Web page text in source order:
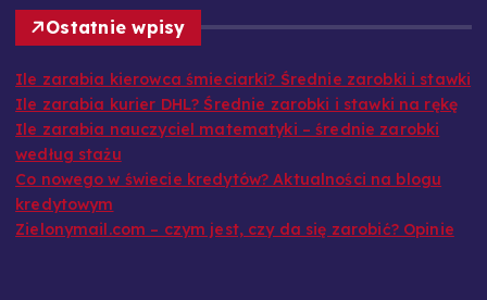
Ostatnie wpisy
Ile zarabia kierowca śmieciarki? Średnie zarobki i stawki
Ile zarabia kurier DHL? Średnie zarobki i stawki na rękę
Ile zarabia nauczyciel matematyki – średnie zarobki
według stażu
Co nowego w świecie kredytów? Aktualności na blogu
kredytowym
Zielonymail.com – czym jest, czy da się zarobić? Opinie